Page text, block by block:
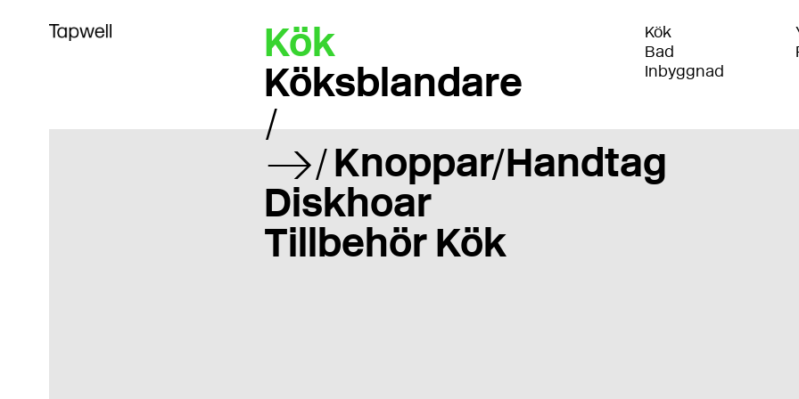
Kök
Köksblandare
Knoppar/Handtag
Diskhoar
Tillbehör Kök
Kök
Bad
Inbyggnad